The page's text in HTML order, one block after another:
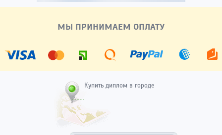
МЫ ПРИНИМАЕМ ОПЛАТУ
Купить диплом в городе